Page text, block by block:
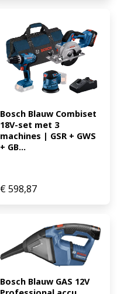
Bosch Blauw Combiset
18V-set met 3
machines | GSR + GWS
+ GB...
€598,87
Bosch Blauw GAS 12V